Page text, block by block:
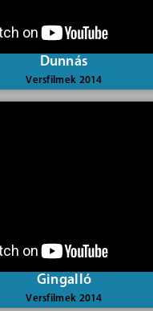
Dunnás
Versfilmek 2014
Gingalló
Versfilmek 2014